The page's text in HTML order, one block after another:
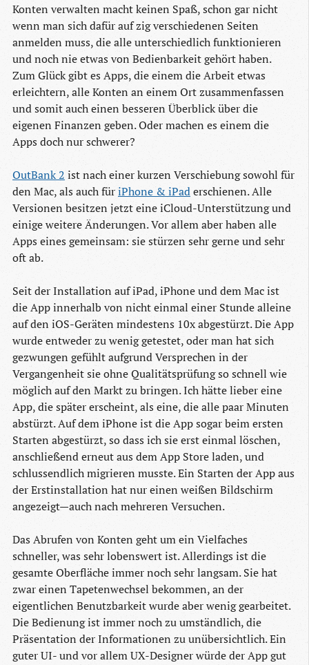
Konten verwalten macht keinen Spaß, schon gar nicht
wenn man sich dafür auf zig verschiedenen Seiten
anmelden muss, die alle unterschiedlich funktionieren
und noch nie etwas von Bedienbarkeit gehört haben.
Zum Glück gibt es Apps, die einem die Arbeit etwas
erleichtern, alle Konten an einem Ort zusammenfassen
und somit auch einen besseren Überblick über die
eigenen Finanzen geben. Oder machen es einem die
Apps doch nur schwerer?
OutBank 2 ist nach einer kurzen Verschiebung sowohl für
den Mac, als auch füriPhone & iPaderschienen. Alle
Versionen besitzen jetzt eine iCloud-Unterstützung und
einige weitere Änderungen. Vor allem aber haben alle
Apps eines gemeinsam: sie stürzen sehr gerne und sehr
oft ab.
Seit der Installation auf iPad, iPhone und dem Mac ist
die App innerhalb von nicht einmal einer Stunde alleine
auf den iOS-Geräten mindestens 10x abgestürzt. Die App
wurde entweder zu wenig getestet, oder man hat sich
gezwungen gefühlt aufgrund Versprechen in der
Vergangenheit sie ohne Qualitätsprüfung so schnell wie
möglich auf den Markt zu bringen. Ich hätte lieber eine
App, die später erscheint, als eine, die alle paar Minuten
abstürzt. Auf dem iPhone ist die App sogar beim ersten
Starten abgestürzt, so dass ich sie erst einmal löschen,
anschließend erneut aus dem App Store laden, und
schlussendlich migrieren musste. Ein Starten der App aus
der Erstinstallation hat nur einen weißen Bildschirm
angezeigt—auch nach mehreren Versuchen.
Das Abrufen von Konten geht um ein Vielfaches
schneller, was sehr lobenswert ist. Allerdings ist die
gesamte Oberfläche immer noch sehr langsam. Sie hat
zwar einen Tapetenwechsel bekommen, an der
eigentlichen Benutzbarkeit wurde aber wenig gearbeitet.
Die Bedienung ist immer noch zu umständlich, die
Präsentation der Informationen zu unübersichtlich. Ein
guter UI- und vor allem UX-Designer würde der App gut